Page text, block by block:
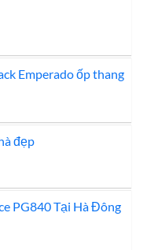
Emperado ốp thang
đẹp
PG840 Tại Hà Đông